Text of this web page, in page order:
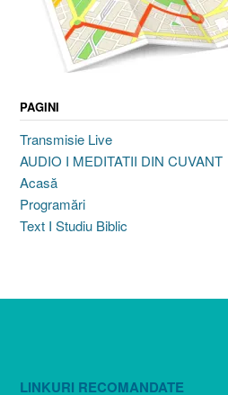
PAGINI
Transmisie Live
AUDIO I MEDITATII DIN CUVANT
Acasă
Programări
Text I Studiu Biblic
LINKURI RECOMANDATE